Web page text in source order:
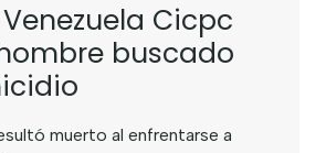
Venezuela Cicpc
buscado
muerto al enfrentarse a